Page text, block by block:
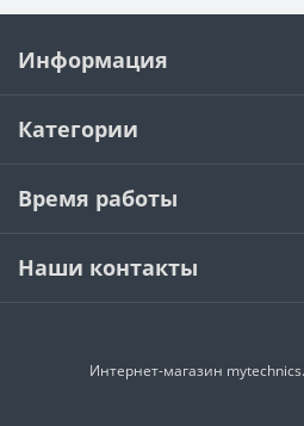
Информация
Категории
Время работы
Наши контакты
Интернет-магазин